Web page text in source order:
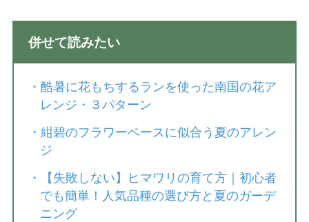
併せて読みたい
・ 酷暑に花もちするランを使った南国の花ア
レンジ・３パターン
・ 紺碧のフラワーベースに似合う夏のアレン
ジ
・
【失敗しない】ヒマワリの育て方｜初心者
でも簡単！人気品種の選び方と夏のガーデ
ニング